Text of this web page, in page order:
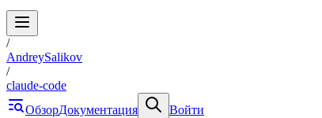
/
AndreySalikov
/
claude-code
ОбзорДокументация
Войти